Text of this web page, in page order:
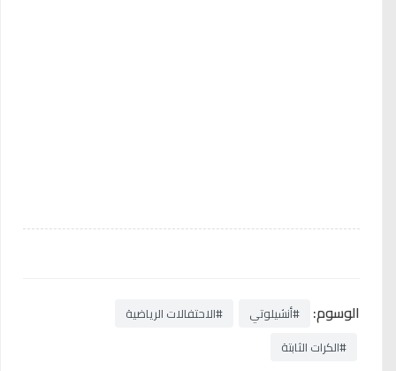
الوسوم: #أنشيلوتي
#الاحتفالات الرياضية
#الكرات الثابتة